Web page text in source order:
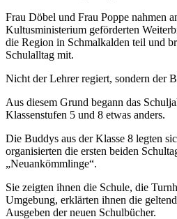
Frau Döbel und Frau Poppe nahmen
Kultusministerium geförderten
die Region in Schmalkalden teil und
Schulalltag mit.
Nicht der Lehrer regiert, sondern der
Aus diesem Grund begann das
Klassenstufen 5 und 8 etwas anders.
Die Buddys aus der Klasse 8 legten
organisierten die ersten beiden
„Neuankömmlinge“.
Sie zeigten ihnen die Schule, die
Umgebung, erklärten ihnen die
Ausgeben der neuen Schulbücher.